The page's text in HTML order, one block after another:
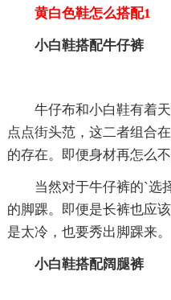
黄白色鞋怎么搭配1
小白鞋搭配牛仔裤
牛仔布和小白鞋有着天
点点街头范，这二者组合
的存在。即便身材再怎么
当然对于牛仔裤的`选择
的脚踝。即便是长裤也应
是太冷，也要秀出脚踝来。
小白鞋搭配阔腿裤